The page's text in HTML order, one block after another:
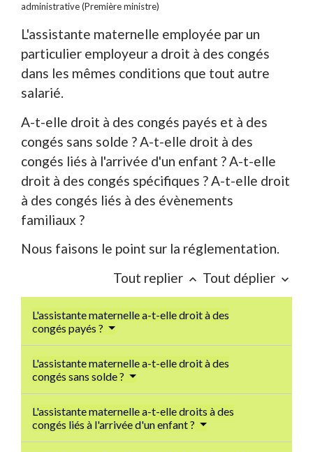
administrative (Première ministre)
L'assistante maternelle employée par un
particulier employeur a droit à des congés
dans les mêmes conditions que tout autre
salarié.
A-t-elle droit à des congés payés et à des
congés sans solde ? A-t-elle droit à des
congés liés à l'arrivée d'un enfant ? A-t-elle
droit à des congés spécifiques ? A-t-elle droit
à des congés liés à des évènements
familiaux ?
Nous faisons le point sur la réglementation.
Tout replier keyboard_arrow_up Tout déplier keyboard_arrow_down
L'assistante maternelle a-t-elle droit à des
congés payés ?
L'assistante maternelle a-t-elle droit à des
congés sans solde ?
L'assistante maternelle a-t-elle droits à des
congés liés à l'arrivée d'un enfant ?